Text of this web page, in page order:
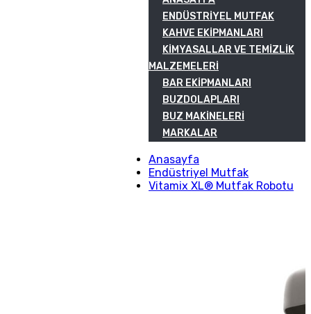
ENDÜSTRIYEL MUTFAK
KAHVE EKIPMANLARI
KIMYASALLAR VE TEMIZLIK
MALZEMELERI
BAR EKIPMANLARI
BUZDOLAPLARI
BUZ MAKINELERI
MARKALAR
Anasayfa
Endüstriyel Mutfak
Vitamix XL® Mutfak Robotu